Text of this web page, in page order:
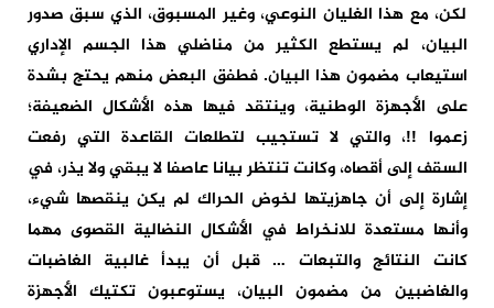
لكن، مع هذا الغليان النوعي، وغير المسبوق، الذي سبق صدور
البيان، لم يستطع الكثير من مناضلي هذا الجسم الإداري
استيعاب مضمون هذا البيان. فطفق البعض منهم يحتج بشدة
على الأجهزة الوطنية، وينتقد فيها هذه الأشكال الضعيفة؛
زعموا !!، والتي لا تستجيب لتطلعات القاعدة التي رفعت
السقف إلى أقصاه، وكانت تنتظر بيانا عاصفا لا يبقي ولا يذر، في
إشارة إلى أن جاهزيتها لخوض الحراك لم يكن ينقصها شيء،
وأنها مستعدة للانخراط في الأشكال النضالية القصوى مهما
كانت النتائج والتبعات … قبل أن يبدأ غالبية الغاضبات
والغاضبين من مضمون البيان، يستوعبون تكتيك الأجهزة